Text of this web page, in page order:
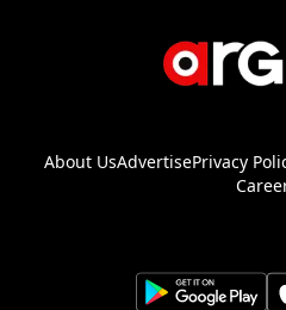
About UsAdvertisePrivacy